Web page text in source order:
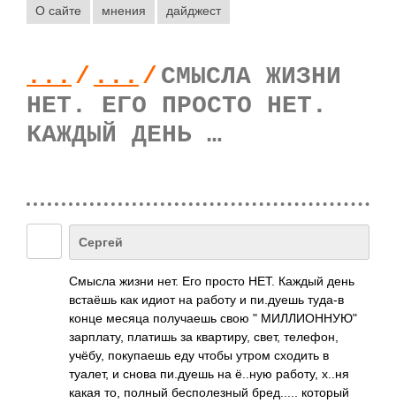
О сайте мнения дайджест
... / ... / СМЫСЛА ЖИЗНИ
НЕТ. ЕГО ПРОСТО НЕТ.
КАЖДЫЙ ДЕНЬ …
Сергей
Смысла жизни нет. Его просто НЕТ. Каждый день
встаёшь как идиот на работу и пи.д­уешь туда-в
конце месяца полу­чаешь свою " МИЛЛИОННУЮ"
зарп­лату, платишь за квар­тиру, свет, теле­фон,
учёбу, поку­паешь еду чтобы утром сходить в
туалет, и снова пи.д­уешь на ё..ную работу, х..ня
какая то, полный бесп­олез­ный бред­..... который